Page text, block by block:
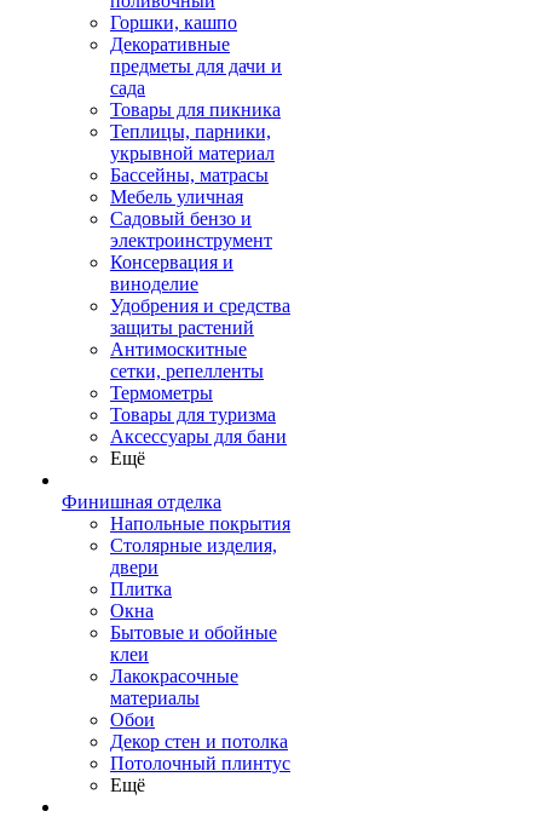
Горшки, кашпо
Декоративные
предметы для дачи и
сада
Товары для пикника
Теплицы, парники,
укрывной материал
Бассейны, матрасы
Мебель уличная
Садовый бензо и
электроинструмент
Консервация и
виноделие
Удобрения и средства
защиты растений
Антимоскитные
сетки, репелленты
Термометры
Товары для туризма
Аксессуары для бани
Ещё
Финишная отделка
Напольные покрытия
Столярные изделия,
двери
Плитка
Окна
Бытовые и обойные
клеи
Лакокрасочные
материалы
Обои
Декор стен и потолка
Потолочный плинтус
Ещё